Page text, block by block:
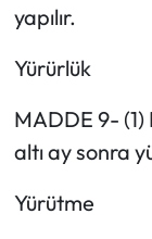
yapılır.
Yürürlük
MADDE 9- (1)
altı ay sonra
Yürütme